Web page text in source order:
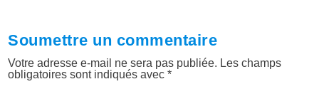
Soumettre un commentaire
Votre adresse e-mail ne sera pas publiée. Les champs
obligatoires sont indiqués avec*